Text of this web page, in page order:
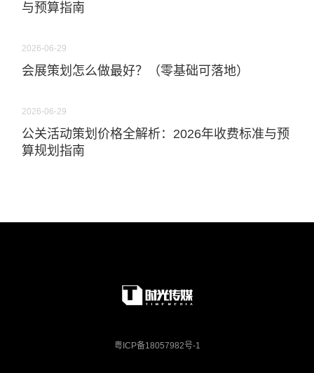
与预算指南
2026-06-29
会展策划怎么做最好？（零基础可落地）
2026-06-29
公关活动策划价格全解析：2026年收费标准与预
算规划指南
粤ICP备18057982号-1